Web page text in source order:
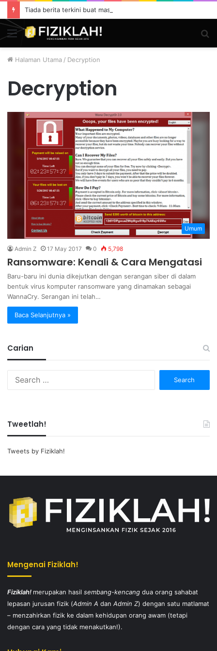
Tiada berita terkini buat masa ini.
Menu
Halaman Utama / Decryption
Decryption
Umum
Admin Z 17 May 2017 0 5,798
Ransomware: Kenali & Cara Mengatasi
Baru-baru ini dunia dikejutkan dengan serangan siber di dalam
bentuk virus komputer ransomware yang dinamakan sebagai
WannaCry. Serangan ini telah…
Baca Selanjutnya »
Carian
Tweetlah!
Tweets by Fiziklah!
Mengenai Fiziklah!
Fiziklah! merupakan hasil sembang-kencang dua orang sahabat
lepasan jurusan fizik (Admin A dan Admin Z) dengan satu matlamat
– menzahirkan fizik ke dalam kehidupan orang awam (tetapi
dengan cara yang tidak menakutkan!).